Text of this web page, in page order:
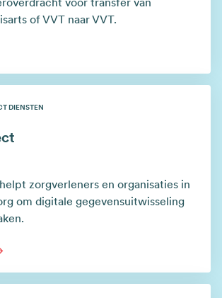
of VVT naar VVT.
DIENSTEN
zorgverleners en organisaties in
om digitale gegevensuitwisseling